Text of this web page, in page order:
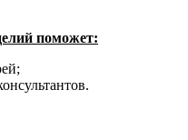
поможет: